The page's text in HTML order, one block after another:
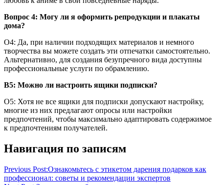
Вопрос 4: Могу ли я оформить репродукции и плакаты
дома?
О4: Да, при наличии подходящих материалов и немного
творчества вы можете создать эти отпечатки самостоятельно.
Альтернативно, для создания безупречного вида доступны
профессиональные услуги по обрамлению.
В5: Можно ли настроить ящики подписки?
О5: Хотя не все ящики для подписки допускают настройку,
многие из них предлагают опросы или настройки
предпочтений, чтобы максимально адаптировать содержимое
к предпочтениям получателей.
Навигация по записям
Previous Post:Ознакомьтесь с этикетом дарения подарков как
профессионал: советы и рекомендации экспертов